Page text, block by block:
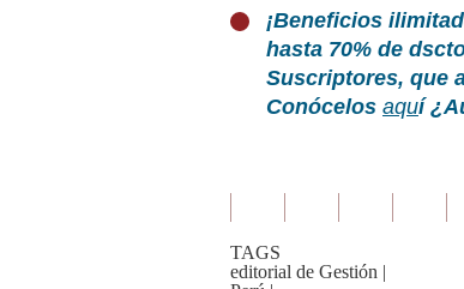
¡Beneficios
hasta 70% de
Suscriptores, que
Conócelos aquí
TAGS
editorial de Gestión |